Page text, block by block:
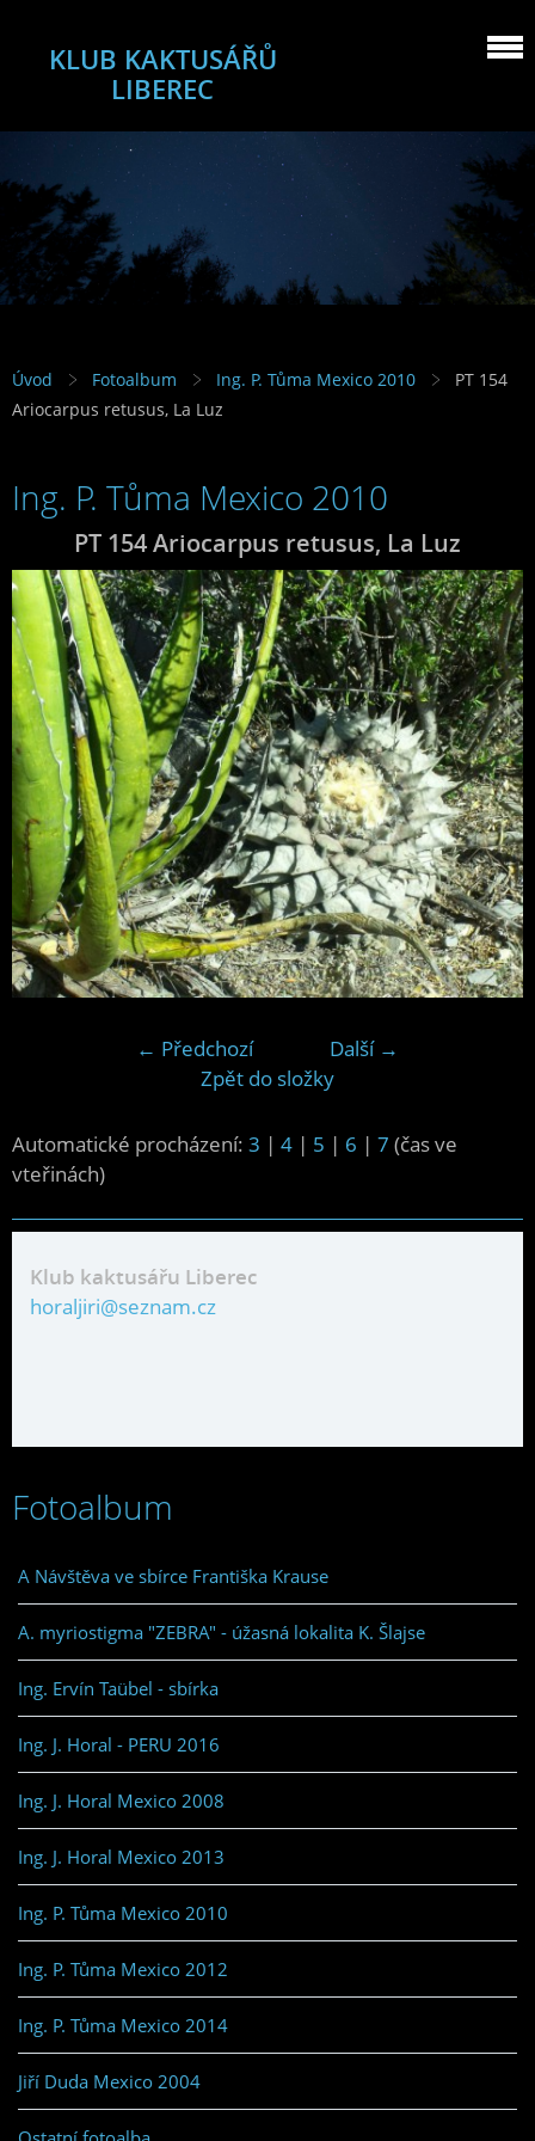
KLUB KAKTUSÁŘŮ
LIBEREC
Úvod Fotoalbum Ing. P. Tůma Mexico 2010
PT 154
Ariocarpus retusus, La Luz
Ing. P. Tůma Mexico 2010
PT 154 Ariocarpus retusus, La Luz
← Předchozí
Další →
Zpět do složky
Automatické procházení: 3 | 4 | 5 | 6 | 7 (čas ve
vteřinách)
Klub kaktusářu Liberec
horaljiri@seznam.cz
Fotoalbum
A Návštěva ve sbírce Františka Krause
A. myriostigma "ZEBRA" - úžasná lokalita K. Šlajse
Ing. Ervín Taübel - sbírka
Ing. J. Horal - PERU 2016
Ing. J. Horal Mexico 2008
Ing. J. Horal Mexico 2013
Ing. P. Tůma Mexico 2010
Ing. P. Tůma Mexico 2012
Ing. P. Tůma Mexico 2014
Jiří Duda Mexico 2004